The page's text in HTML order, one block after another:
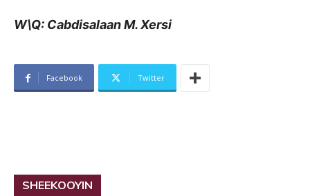
W\Q: Cabdisalaan M. Xersi
Facebook Twitter
SHEEKOOYIN